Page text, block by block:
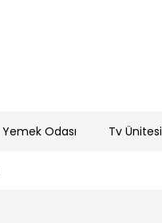
Yemek Odası Tv Ünitesi